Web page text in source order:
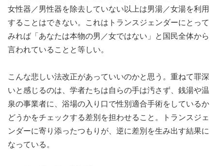
女性器／男性器を除去していない以上は男湯／女湯を利用
することはできない。これはトランスジェンダーにとって
みれば「あなたは本物の男／女ではない」と国民全体から
言われていることと等しい。
こんな悲しい法改正があっていいのかと思う。重ねて罪深
いと感じるのは、学者たちは自らの手は汚さず、銭湯や温
泉の事業者に、浴場の入り口で性別適合手術をしているか
どうかをチェックする差別を担わせること。トランスジェ
ンダーに寄り添ったつもりが、逆に差別を生み出す結果に
なっている。